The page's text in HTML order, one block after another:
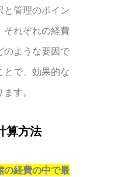
と管理のポイン
それぞれの経費
のような要因で
とで、効果的な
す。
算方法
の経費の中で最